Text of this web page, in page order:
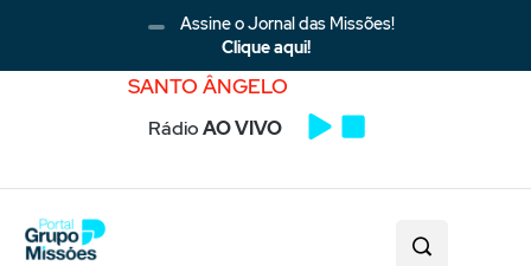
Assine o Jornal das Missões!
Clique aqui!
SANTO ÂNGELO
RádioAO VIVO